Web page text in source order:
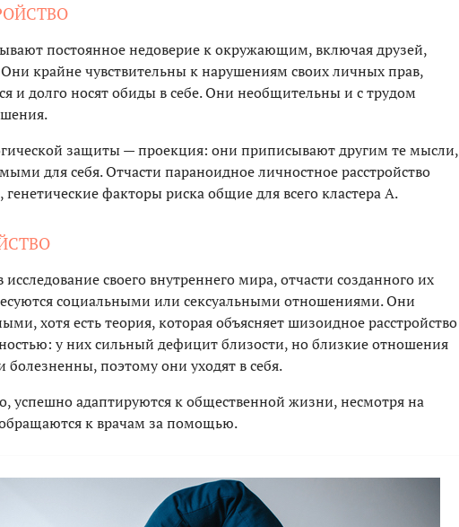
постоянное недоверие к окружающим, включая друзей,
крайне чувствительны к нарушениям своих личных прав,
и долго носят обиды в себе. Они необщительны и с трудом
защиты — проекция: они приписывают другим те мысли,
для себя. Отчасти параноидное личностное расстройство
генетические факторы риска общие для всего кластера А.
своего внутреннего мира, отчасти созданного их
социальными или сексуальными отношениями. Они
хотя есть теория, которая объясняет шизоидное расстройство
у них сильный дефицит близости, но близкие отношения
поэтому они уходят в себя.
успешно адаптируются к общественной жизни, несмотря на
к врачам за помощью.